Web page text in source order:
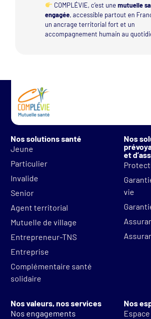
COMPLÉVIE, c’est une mutuelle
engagée, accessible partout en
un ancrage territorial fort et un
accompagnement humain au
Nos solutions santé
Jeune
Particulier
Invalide
Senior
Agent territorial
Mutuelle de village
Entrepreneur-TNS
Entreprise
Complémentaire santé
solidaire
Nos
et
vie
Nos valeurs, nos services
Nos engagements
Nos